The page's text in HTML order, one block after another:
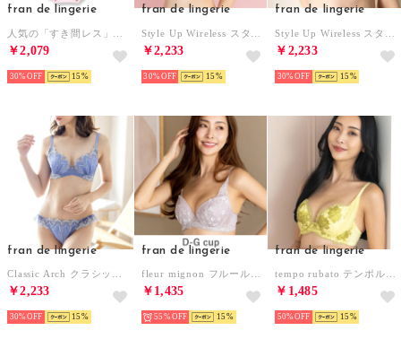
fran de lingerie
￥2,079
30% 15
fran de lingerie
￥2,233
30% 15
fran de lingerie
￥2,233
30% 15
fran de lingerie
￥2,233
30% 15
fran de lingerie
￥1,435
55% 15
fran de lingerie
￥1,485
50% 15